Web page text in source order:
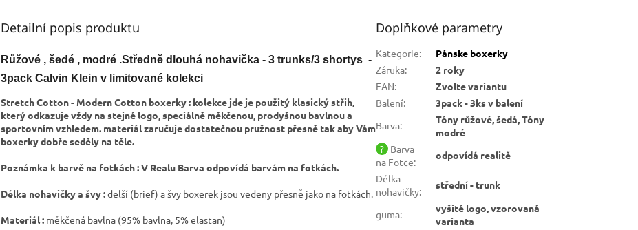
Detailní popis produktu
Růžové , šedé , modré .Středně dlouhá nohavička - 3 trunks/3 shortys -
3pack Calvin Klein v limitované kolekci
Stretch Cotton - Modern Cotton boxerky : kolekce jde je použitý klasický střih,
který odkazuje vždy na stejné logo, speciálně měkčenou, prodyšnou bavlnou a
sportovním vzhledem. materiál zaručuje dostatečnou pružnost přesně tak aby Vám
boxerky dobře seděly na těle.
Poznámka k barvě na fotkách : V Realu Barva odpovídá barvám na fotkách.
Délka nohavičky a švy :delší (brief) a švy boxerek jsou vedeny přesně jako na fotkách.
Materiál : měkčená bavlna (95% bavlna, 5% elastan)
Doplňkové parametry
Kategorie:
Pánske boxerky
Záruka:
2 roky
EAN:
Zvolte variantu
Balení:
3pack - 3ks v balení
Barva:
Tóny růžové, šedá, Tóny
modré
? Barva
na Fotce:
odpovídá realitě
Délka
nohavičky:
střední - trunk
guma:
vyšité logo, vzorovaná
varianta